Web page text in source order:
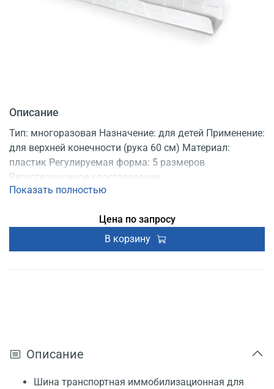
Описание
Тип: многоразовая Назначение: для детей Применение:
для верхней конечности (рука 60 см) Материал:
пластик Регулируемая форма: 5 размеров
Регистрационное удостоверение
Показать полностью
Цена по запросу
В корзину
Описание
Шина транспортная иммобилизационная для